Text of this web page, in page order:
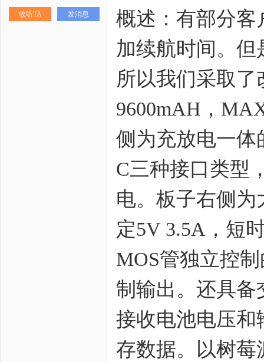
收听TA 发消息
概述：有部分客
加续航时间。
所以我们采取了
9600mAH，
侧为充放电一体
C三种接口类型
电。板子右侧
定5V 3.5A，短
MOS管独立控
制输出。还具备
接收电池电压和
存数据。以树莓